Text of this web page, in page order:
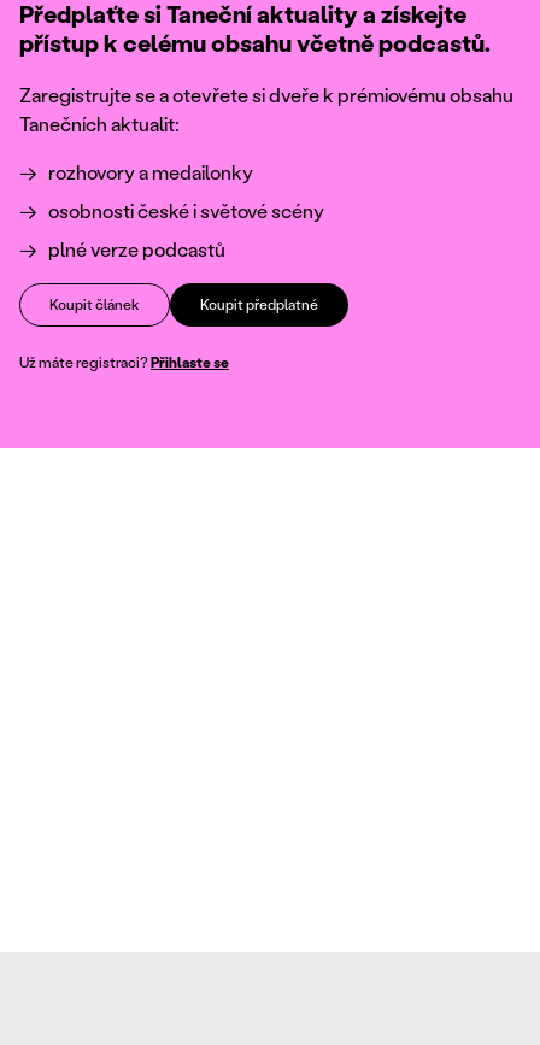
Předplaťte si Taneční aktuality a získejte
přístup k celému obsahu včetně podcastů.
Zaregistrujte se a otevřete si dveře k prémiovému obsahu
Tanečních aktualit:
rozhovory a medailonky
osobnosti české i světové scény
plné verze podcastů
Koupit článek Koupit předplatné
Už máte registraci?Přihlaste se